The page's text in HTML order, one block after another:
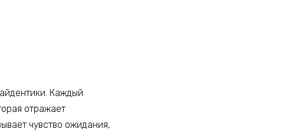
Каждый
отражает
чувство ожидания,